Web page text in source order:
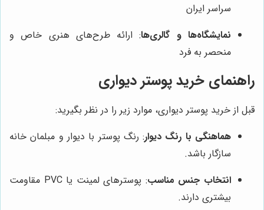
سراسر ایران
نمایشگاه‌ها و گالری‌ها: ارائه طرح‌های هنری خاص و
منحصر به فرد
راهنمای خرید پوستر دیواری
قبل از خرید پوستر دیواری، موارد زیر را در نظر بگیرید:
هماهنگی با رنگ دیوار: رنگ پوستر با دیوار و مبلمان خانه
سازگار باشد.
انتخاب جنس مناسب
: پوسترهای لمینت یا PVC مقاومت
بیشتری دارند.